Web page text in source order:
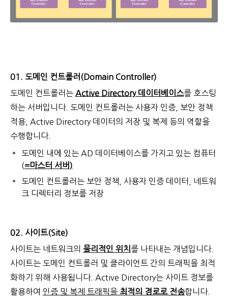
01. 도메인 컨트롤러(Domain Controller)
도메인 컨트롤러는 Active Directory 데이터베이스를 호스팅
하는 서버입니다. 도메인 컨트롤러는 사용자 인증, 보안 정책
적용, Active Directory 데이터의 저장 및 복제 등의 역할을
수행합니다.
도메인 내에 있는 AD 데이터베이스를 가지고 있는 컴퓨터
(=마스터 서버)
도메인 컨트롤러는 보안 정책, 사용자 인증 데이터, 네트워
크 디렉터리 정보를 저장
02. 사이트(Site)
사이트는 네트워크의 물리적인 위치 를 나타내는 개념입니다.
사이트는 도메인 컨트롤러 및 클라이언트 간의 트래픽을 최적
화하기 위해 사용됩니다. Active Directory는 사이트 정보를
활용하여 인증 및 복제 트래픽을 최적의 경로로 전송합니다.